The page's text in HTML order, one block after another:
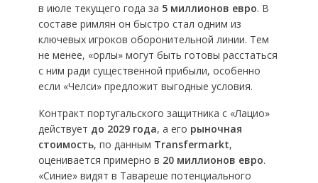
в июле текущего года за 5 миллионов евро. В
составе римлян он быстро стал одним из
ключевых игроков оборонительной линии. Тем
не менее, «орлы» могут быть готовы расстаться
с ним ради существенной прибыли, особенно
если «Челси» предложит выгодные условия.
Контракт португальского защитника с «Лацио»
действует до 2029 года, а его рыночная
стоимость, по данным Transfermarkt,
оценивается примерно в 20 миллионов евро.
«Синие» видят в Тавареше потенциального